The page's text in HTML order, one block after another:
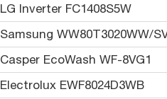
LG Inverter FC1408S5W
Samsung WW80T3020WW/
Casper EcoWash WF-8VG1
Electrolux EWF8024D3WB